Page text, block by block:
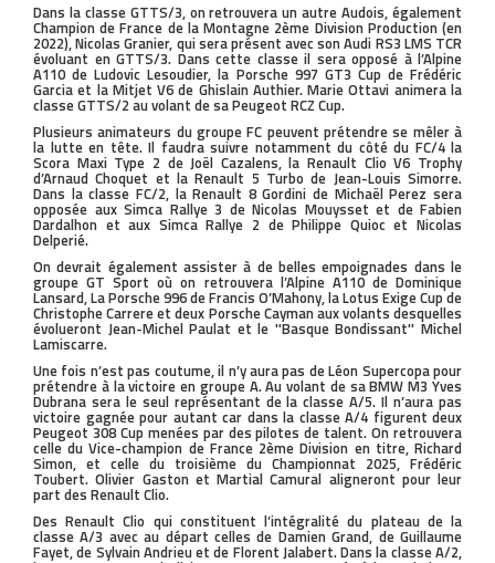
Dans la classe GTTS/3, on retrouvera un autre Audois, également
Champion de France de la Montagne 2ème Division Production (en
2022), Nicolas Granier, qui sera présent avec son Audi RS3 LMS TCR
évoluant en GTTS/3. Dans cette classe il sera opposé à l’Alpine
A110 de Ludovic Lesoudier, la Porsche 997 GT3 Cup de Frédéric
Garcia et la Mitjet V6 de Ghislain Authier. Marie Ottavi animera la
classe GTTS/2 au volant de sa Peugeot RCZ Cup.
Plusieurs animateurs du groupe FC peuvent prétendre se mêler à
la lutte en tête. Il faudra suivre notamment du côté du FC/4 la
Scora Maxi Type 2 de Joël Cazalens, la Renault Clio V6 Trophy
d’Arnaud Choquet et la Renault 5 Turbo de Jean-Louis Simorre.
Dans la classe FC/2, la Renault 8 Gordini de Michaël Perez sera
opposée aux Simca Rallye 3 de Nicolas Mouysset et de Fabien
Dardalhon et aux Simca Rallye 2 de Philippe Quioc et Nicolas
Delperié.
On devrait également assister à de belles empoignades dans le
groupe GT Sport où on retrouvera l’Alpine A110 de Dominique
Lansard, La Porsche 996 de Francis O’Mahony, la Lotus Exige Cup de
Christophe Carrere et deux Porsche Cayman aux volants desquelles
évolueront Jean-Michel Paulat et le ''Basque Bondissant'' Michel
Lamiscarre.
Une fois n’est pas coutume, il n’y aura pas de Léon Supercopa pour
prétendre à la victoire en groupe A. Au volant de sa BMW M3 Yves
Dubrana sera le seul représentant de la classe A/5. Il n’aura pas
victoire gagnée pour autant car dans la classe A/4 figurent deux
Peugeot 308 Cup menées par des pilotes de talent. On retrouvera
celle du Vice-champion de France 2ème Division en titre, Richard
Simon, et celle du troisième du Championnat 2025, Frédéric
Toubert. Olivier Gaston et Martial Camural aligneront pour leur
part des Renault Clio.
Des Renault Clio qui constituent l’intégralité du plateau de la
classe A/3 avec au départ celles de Damien Grand, de Guillaume
Fayet, de Sylvain Andrieu et de Florent Jalabert. Dans la classe A/2,